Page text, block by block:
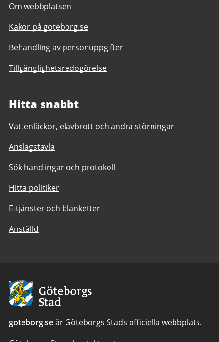
Om webbplatsen
Kakor på goteborg.se
Behandling av personuppgifter
Tillgänglighetsredogörelse
Hitta snabbt
Vattenläckor, elavbrott och andra störningar
Anslagstavla
Sök handlingar och protokoll
Hitta politiker
E-tjänster och blanketter
Anställd
Avsändare:
Göteborgs
Stad
goteborg.seär Göteborgs Stads officiella webbplats.